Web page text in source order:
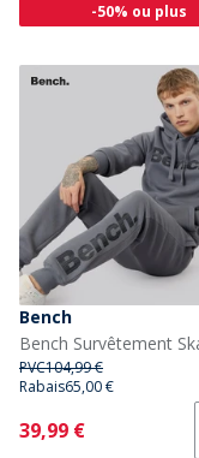
-50% ou plus
Bench
PVC104,99 €
Rabais65,00 €
Current
39,99 €